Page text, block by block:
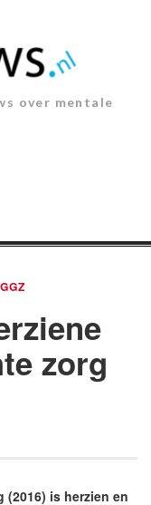
over mentale
zorg
(2016) is herzien en